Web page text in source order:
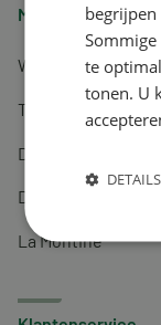
Merken
Wapiti
Tai-Ginseng
Dermagíq
Draisma
La Montine
te
tonen. U